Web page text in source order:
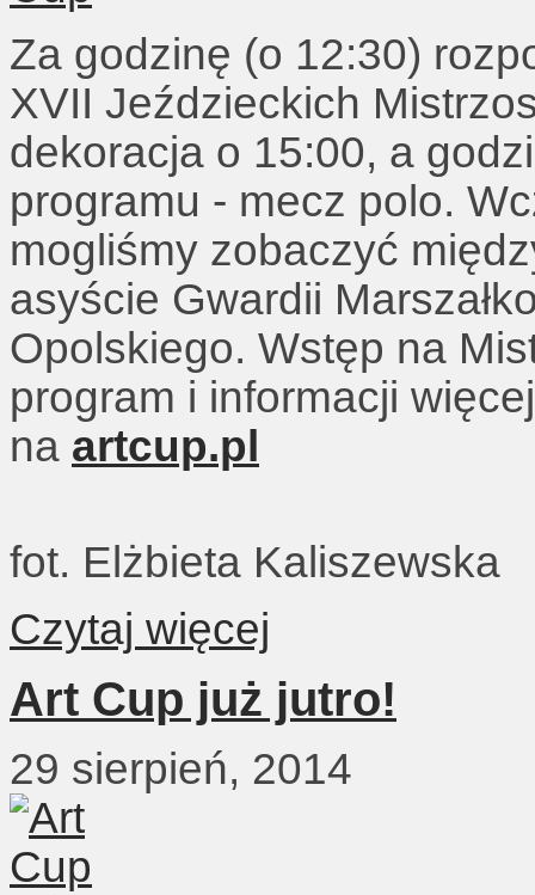
Za godzinę (o 12:30)
XVII Jeździeckich
dekoracja o 15:00, a
programu - mecz polo.
mogliśmy zobaczyć
asyście Gwardii
Opolskiego. Wstęp na
program i informacji
na artcup.pl
fot. Elżbieta Kaliszewska
Czytaj więcej
Art Cup już jutro!
29 sierpień, 2014